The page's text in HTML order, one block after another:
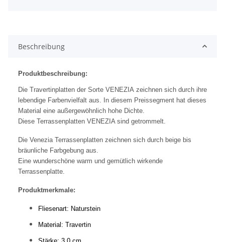
Beschreibung
Produktbeschreibung:
Die Travertinplatten der Sorte VENEZIA zeichnen sich durch ihre
lebendige Farbenvielfalt aus. In diesem Preissegment hat dieses
Material eine außergewöhnlich hohe Dichte.
Diese Terrassenplatten VENEZIA sind getrommelt.
Die Venezia Terrassenplatten zeichnen sich durch beige bis
bräunliche Farbgebung aus.
Eine wunderschöne warm und gemütlich wirkende
Terrassenplatte.
Produktmerkmale:
Fliesenart: Naturstein
Material: Travertin